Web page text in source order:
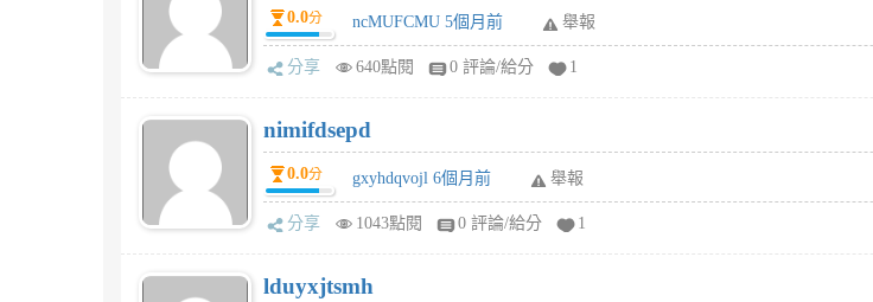
0.0分 ncMUFCMU 5個月前 舉報
分享 640點閱 0 評論/給分 1
nimifdsepd
0.0分 gxyhdqvojl 6個月前 舉報
分享 1043點閱 0 評論/給分 1
lduyxjtsmh